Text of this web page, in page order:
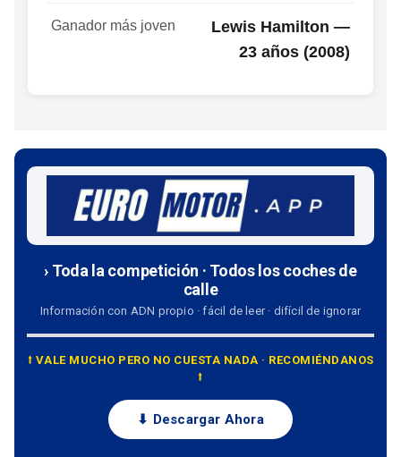
Ganador más joven
Lewis Hamilton —
23 años (2008)
› Toda la competición · Todos los coches de
calle
Información con ADN propio · fácil de leer · difícil de ignorar
⭡ VALE MUCHO PERO NO CUESTA NADA · RECOMIÉNDANOS
⭡
⬇ Descargar Ahora